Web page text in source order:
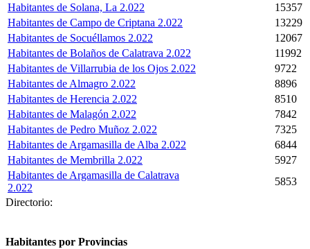
Habitantes de Solana, La 2.022
15357
Habitantes de Campo de Criptana 2.022
13229
Habitantes de Socuéllamos 2.022
12067
Habitantes de Bolaños de Calatrava 2.022
11992
Habitantes de Villarrubia de los Ojos 2.022
9722
Habitantes de Almagro 2.022
8896
Habitantes de Herencia 2.022
8510
Habitantes de Malagón 2.022
7842
Habitantes de Pedro Muñoz 2.022
7325
Habitantes de Argamasilla de Alba 2.022
6844
Habitantes de Membrilla 2.022
5927
Habitantes de Argamasilla de Calatrava
2.022
5853
Directorio:
Habitantes por Provincias